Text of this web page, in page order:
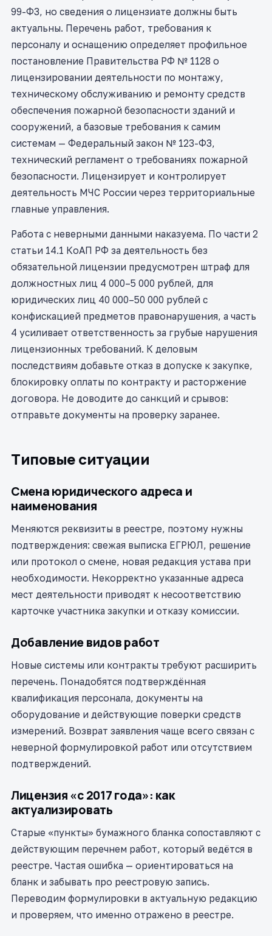
99-ФЗ, но сведения о лицензиате должны быть
актуальны. Перечень работ, требования к
персоналу и оснащению определяет профильное
постановление Правительства РФ № 1128 о
лицензировании деятельности по монтажу,
техническому обслуживанию и ремонту средств
обеспечения пожарной безопасности зданий и
сооружений, а базовые требования к самим
системам — Федеральный закон № 123-ФЗ,
технический регламент о требованиях пожарной
безопасности. Лицензирует и контролирует
деятельность МЧС России через территориальные
главные управления.
Работа с неверными данными наказуема. По части 2
статьи 14.1 КоАП РФ за деятельность без
обязательной лицензии предусмотрен штраф для
должностных лиц 4 000–5 000 рублей, для
юридических лиц 40 000–50 000 рублей с
конфискацией предметов правонарушения, а часть
4 усиливает ответственность за грубые нарушения
лицензионных требований. К деловым
последствиям добавьте отказ в допуске к закупке,
блокировку оплаты по контракту и расторжение
договора. Не доводите до санкций и срывов:
отправьте документы на проверку заранее.
Типовые ситуации
Смена юридического адреса и
наименования
Меняются реквизиты в реестре, поэтому нужны
подтверждения: свежая выписка ЕГРЮЛ, решение
или протокол о смене, новая редакция устава при
необходимости. Некорректно указанные адреса
мест деятельности приводят к несоответствию
карточке участника закупки и отказу комиссии.
Добавление видов работ
Новые системы или контракты требуют расширить
перечень. Понадобятся подтверждённая
квалификация персонала, документы на
оборудование и действующие поверки средств
измерений. Возврат заявления чаще всего связан с
неверной формулировкой работ или отсутствием
подтверждений.
Лицензия «с 2017 года»: как
актуализировать
Старые «пункты» бумажного бланка сопоставляют с
действующим перечнем работ, который ведётся в
реестре. Частая ошибка — ориентироваться на
бланк и забывать про реестровую запись.
Переводим формулировки в актуальную редакцию
и проверяем, что именно отражено в реестре.